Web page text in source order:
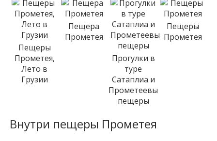
Пещеры
Прометея,
Лето в
Грузии
Пещера
Прометея
Прогулки в
туре
Сатаплиа и
Прометеевы
пещеры
Пещеры
Прометея
Внутри пещеры Прометея